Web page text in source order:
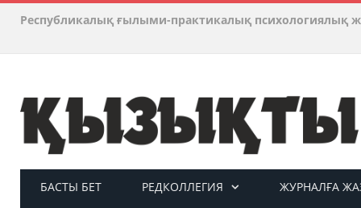
Республикалық ғылыми-практикалық психологиялық
БАСТЫ БЕТ РЕДКОЛЛЕГИЯ ЖУРНАЛҒА